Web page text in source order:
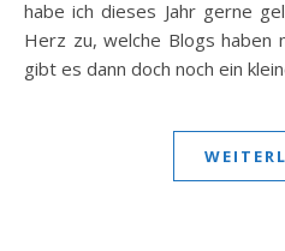
habe ich dieses Jahr gerne
Herz zu, welche Blogs haben
gibt es dann doch noch ein